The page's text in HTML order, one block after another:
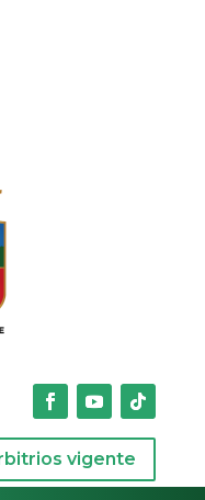
vigente